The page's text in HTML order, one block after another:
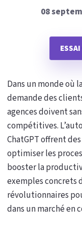
08
Dans un monde où
demande des
agences doivent
compétitives.
ChatGPT offrent
optimiser les
booster la
exemples concrets
révolutionnaires
dans un marché en